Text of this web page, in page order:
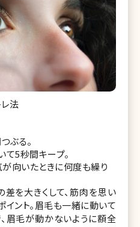
法
ぶる。
て5秒間キープ。
が向いたときに何度も繰り
差を大きくして、筋肉を思い
イント。眉毛も一緒に動いて
眉毛が動かないように額全